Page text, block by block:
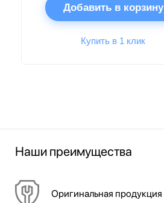
Добавить в корзину
Купить в 1 клик
Наши преимущества
Оригинальная продукция